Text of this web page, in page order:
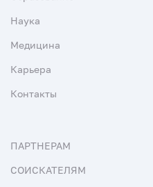
Наука
Медицина
Карьера
Контакты
ПАРТНЕРАМ
СОИСКАТЕЛЯМ